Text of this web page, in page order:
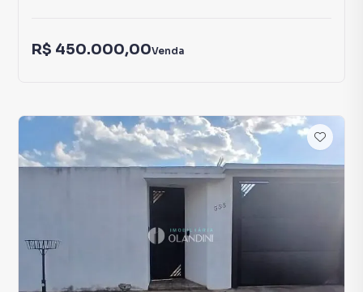
R$ 450.000,00Venda